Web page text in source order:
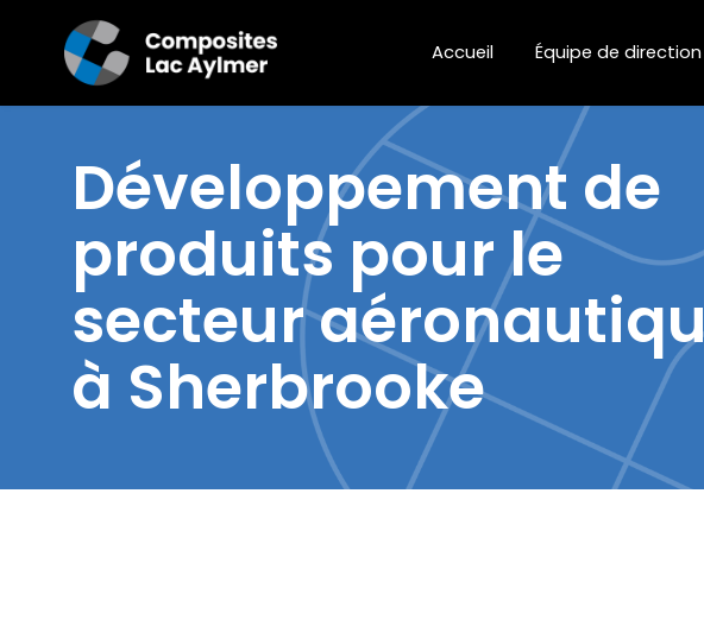
Accueil Équipe de direction
Développement de
produits pour le
secteur
à Sherbrooke